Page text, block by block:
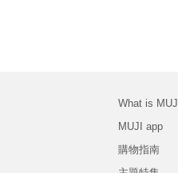
What is MUJI
MUJI app
購物指南